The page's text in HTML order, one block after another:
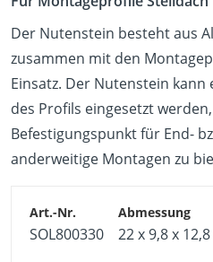
Der Nutenstein besteht aus
zusammen mit den
Einsatz. Der Nutenstein
des Profils eingesetzt
Befestigungspunkt für End-
anderweitige Montagen zu
SOL800330 22 x 9,8 x